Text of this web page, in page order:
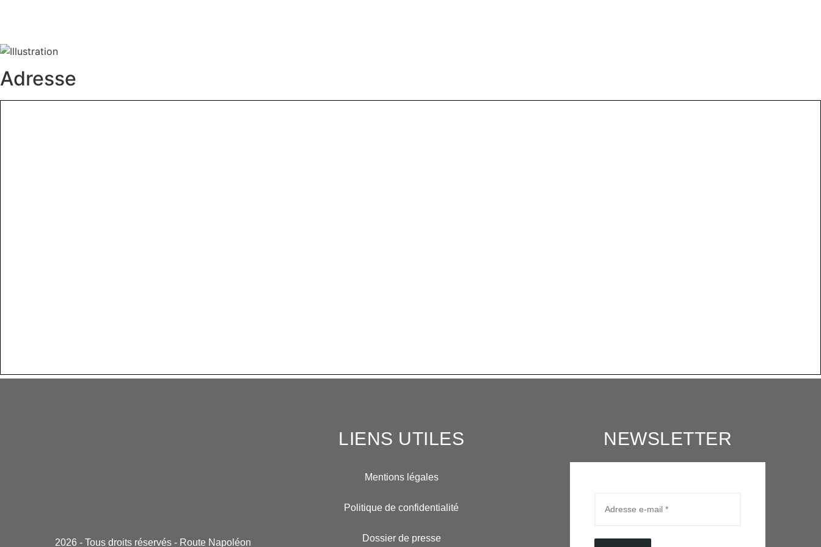
Adresse
2026 - Tous droits réservés - Route Napoléon
LIENS UTILES
Mentions légales
Politique de confidentialité
Dossier de presse
NEWSLETTER